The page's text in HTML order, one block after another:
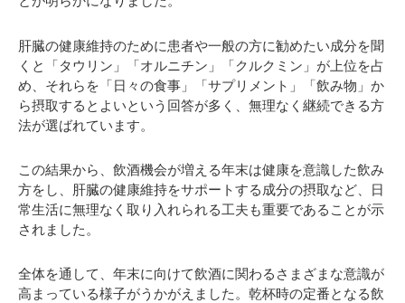
肝臓の健康維持のために患者や一般の方に勧めたい成分を聞
くと「タウリン」「オルニチン」「クルクミン」が上位を占
め、それらを「日々の食事」「サプリメント」「飲み物」か
ら摂取するとよいという回答が多く、無理なく継続できる方
法が選ばれています。
この結果から、飲酒機会が増える年末は健康を意識した飲み
方をし、肝臓の健康維持をサポートする成分の摂取など、日
常生活に無理なく取り入れられる工夫も重要であることが示
されました。
全体を通して、年末に向けて飲酒に関わるさまざまな意識が
高まっている様子がうかがえました。乾杯時の定番となる飲